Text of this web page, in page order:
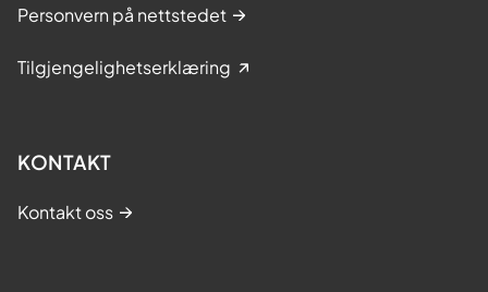
Personvern på nettstedet
Tilgjengelighetserklæring
KONTAKT
Kontakt oss